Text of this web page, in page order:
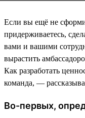
Если вы ещё не
придерживаетесь,
вами и вашими
вырастить
Как разработать
команда, —
Во-первых,